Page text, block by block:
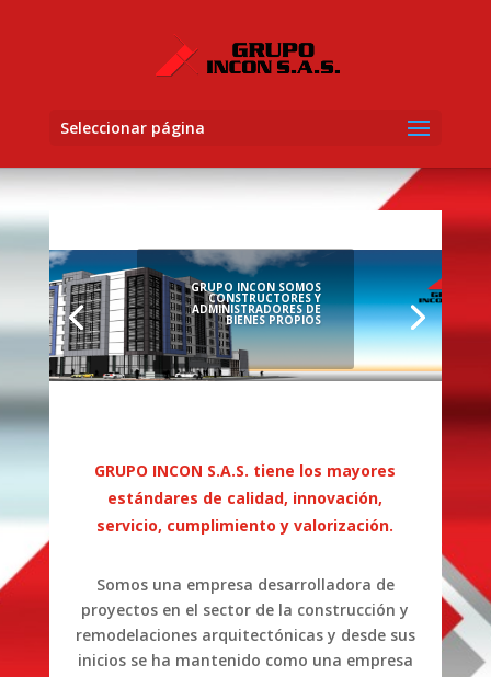
Seleccionar página
GRUPO INCON SOMOS
CONSTRUCTORES Y
ADMINISTRADORES DE
BIENES PROPIOS
GRUPO INCON S.A.S. tiene los mayores
estándares de calidad, innovación,
servicio, cumplimiento y valorización.
Somos una empresa desarrolladora de
proyectos en el sector de la construcción y
remodelaciones arquitectónicas y desde sus
inicios se ha mantenido como una empresa